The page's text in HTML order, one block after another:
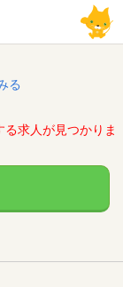
る
求人が見つかりま